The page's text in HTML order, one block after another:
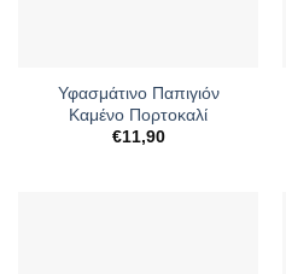
Υφασμάτινο Παπιγιόν
Καμένο Πορτοκαλί
€11,90